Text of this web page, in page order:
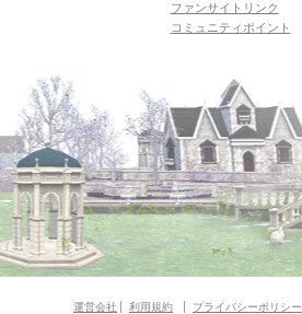
ファンサイトリンク
コミュニティポイント
運営会社 利用規約 プライバシーポリシー